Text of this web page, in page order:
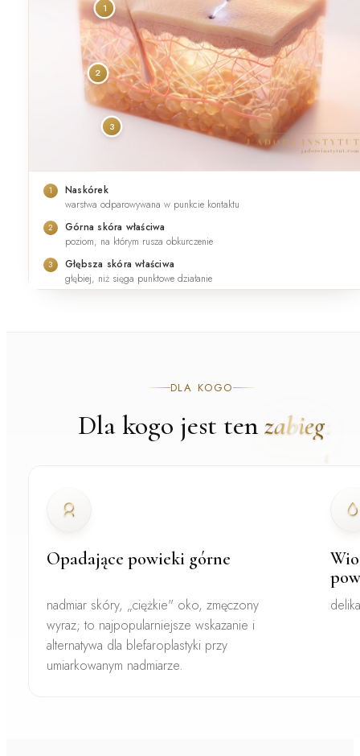
1
2
3
1
Naskórek
warstwa odparowywana w punkcie kontaktu
2
Górna skóra właściwa
poziom, na którym rusza obkurczenie
3
Głębsza skóra właściwa
głębiej, niż sięga punktowe działanie
DLA KOGO
Dla kogo jest ten zabieg
Opadające powieki górne
nadmiar skóry, „ciężkie" oko, zmęczony
wyraz; to najpopularniejsze wskazanie i
alternatywa dla blefaroplastyki przy
umiarkowanym nadmiarze.